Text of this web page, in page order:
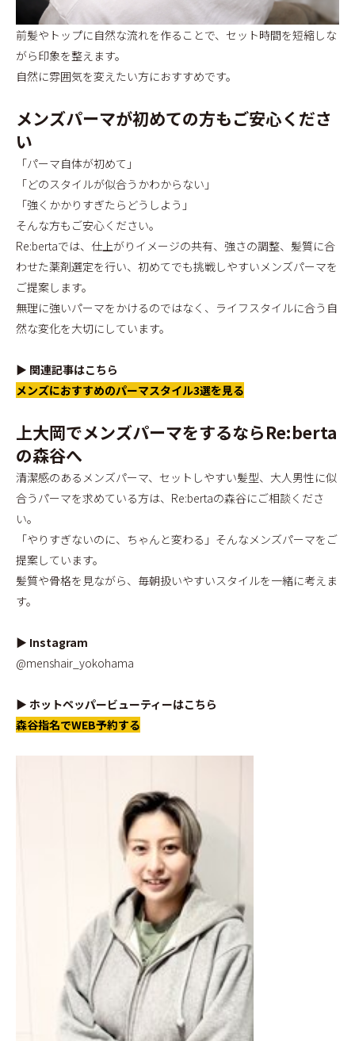
前髪やトップに自然な流れを作ることで、セット時間を短縮しな
がら印象を整えます。
自然に雰囲気を変えたい方におすすめです。
メンズパーマが初めての方もご安心くださ
い
「パーマ自体が初めて」
「どのスタイルが似合うかわからない」
「強くかかりすぎたらどうしよう」
そんな方もご安心ください。
Re:bertaでは、仕上がりイメージの共有、強さの調整、髪質に合
わせた薬剤選定を行い、初めてでも挑戦しやすいメンズパーマを
ご提案します。
無理に強いパーマをかけるのではなく、ライフスタイルに合う自
然な変化を大切にしています。
▶ 関連記事はこちら
メンズにおすすめのパーマスタイル3選を見る
上大岡でメンズパーマをするならRe:berta
の森谷へ
清潔感のあるメンズパーマ、セットしやすい髪型、大人男性に似
合うパーマを求めている方は、Re:bertaの森谷にご相談くださ
い。
「やりすぎないのに、ちゃんと変わる」そんなメンズパーマをご
提案しています。
髪質や骨格を見ながら、毎朝扱いやすいスタイルを一緒に考えま
す。
▶ Instagram
@menshair_yokohama
▶ ホットペッパービューティーはこちら
森谷指名でWEB予約する